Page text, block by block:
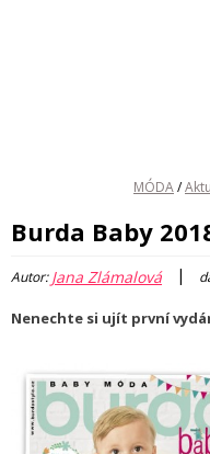
MÓDA/
Burda Baby
Autor:Jana Zlámalová |
Nenechte si ujít první